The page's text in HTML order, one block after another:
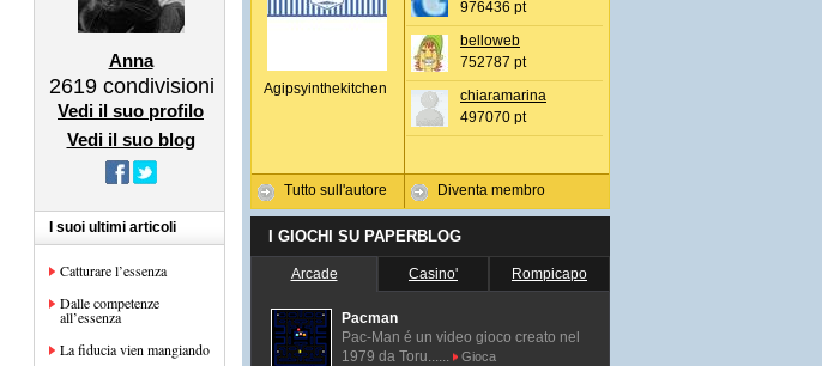
Anna
2619 condivisioni
Vedi il suo profilo
Vedi il suo blog
I suoi ultimi articoli
Catturare l’essenza
Dalle competenze
all’essenza
La fiducia vien mangiando
Agipsyinthekitchen
Tutto sull'autore
976436 pt
belloweb
752787 pt
chiaramarina
497070 pt
Diventa membro
I GIOCHI SU PAPERBLOG
Arcade Casino' Rompicapo
Pacman
Pac-Man é un video gioco creato nel
1979 da Toru......
Gioca